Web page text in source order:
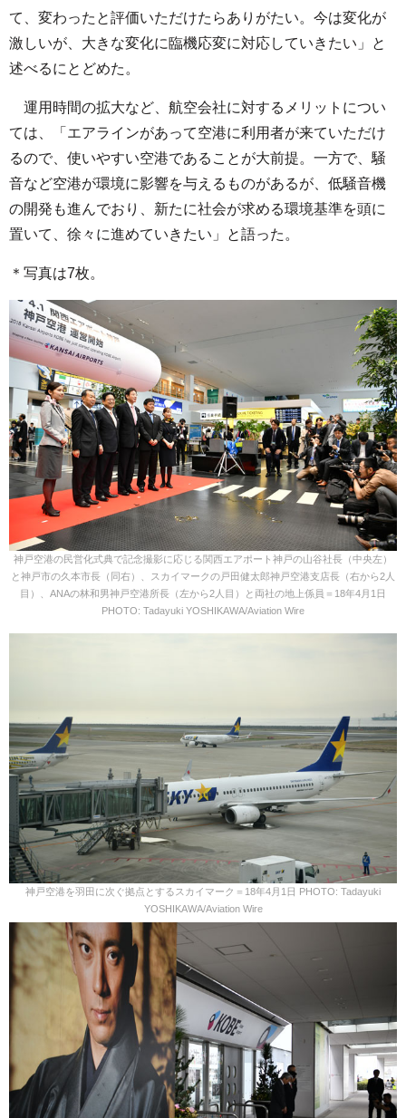
て、変わったと評価いただけたらありがたい。今は変化が
激しいが、大きな変化に臨機応変に対応していきたい」と
述べるにとどめた。
運用時間の拡大など、航空会社に対するメリットについ
ては、「エアラインがあって空港に利用者が来ていただけ
るので、使いやすい空港であることが大前提。一方で、騒
音など空港が環境に影響を与えるものがあるが、低騒音機
の開発も進んでおり、新たに社会が求める環境基準を頭に
置いて、徐々に進めていきたい」と語った。
＊写真は7枚。
神戸空港の民営化式典で記念撮影に応じる関西エアポート神戸の山谷社長（中央左）
と神戸市の久本市長（同右）、スカイマークの戸田健太郎神戸空港支店長（右から2人
目）、ANAの林和男神戸空港所長（左から2人目）と両社の地上係員＝18年4月1日
PHOTO: Tadayuki YOSHIKAWA/Aviation Wire
神戸空港を羽田に次ぐ拠点とするスカイマーク＝18年4月1日 PHOTO: Tadayuki
YOSHIKAWA/Aviation Wire